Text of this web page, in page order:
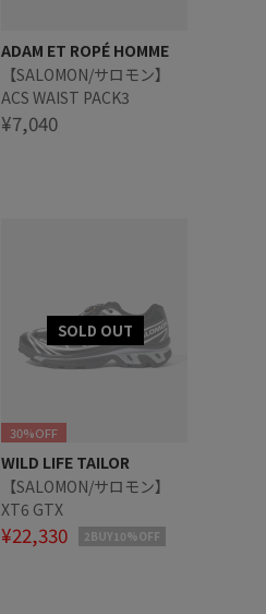
ADAM ET ROPÉ HOMME
【SALOMON/サロモン】
ACS WAIST PACK3
¥7,040
30%OFF
WILD LIFE TAILOR
【SALOMON/サロモン】
XT6 GTX
¥22,330 2BUY10%OFF